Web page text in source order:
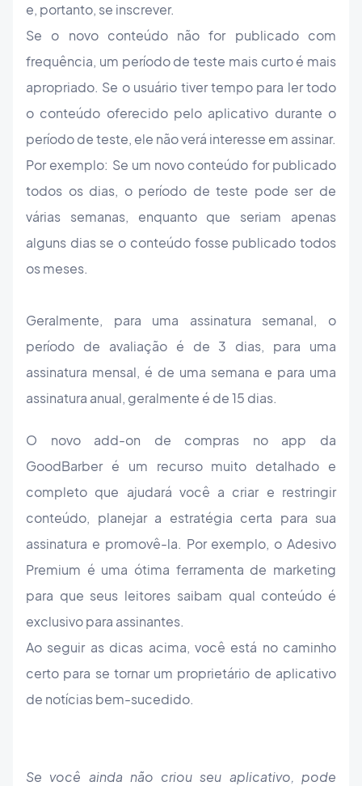
e, portanto, se inscrever.
Se o novo conteúdo não for publicado com
frequência, um período de teste mais curto é mais
apropriado. Se o usuário tiver tempo para ler todo
o conteúdo oferecido pelo aplicativo durante o
período de teste, ele não verá interesse em assinar.
Por exemplo: Se um novo conteúdo for publicado
todos os dias, o período de teste pode ser de
várias semanas, enquanto que seriam apenas
alguns dias se o conteúdo fosse publicado todos
os meses.
Geralmente, para uma assinatura semanal, o
período de avaliação é de 3 dias, para uma
assinatura mensal, é de uma semana e para uma
assinatura anual, geralmente é de 15 dias.
O novo add-on de compras no app da
GoodBarber é um recurso muito detalhado e
completo que ajudará você a criar e restringir
conteúdo, planejar a estratégia certa para sua
assinatura e promovê-la. Por exemplo, o Adesivo
Premium é uma ótima ferramenta de marketing
para que seus leitores saibam qual conteúdo é
exclusivo para assinantes.
Ao seguir as dicas acima, você está no caminho
certo para se tornar um proprietário de aplicativo
de notícias bem-sucedido.
Se você ainda não criou seu aplicativo, pode